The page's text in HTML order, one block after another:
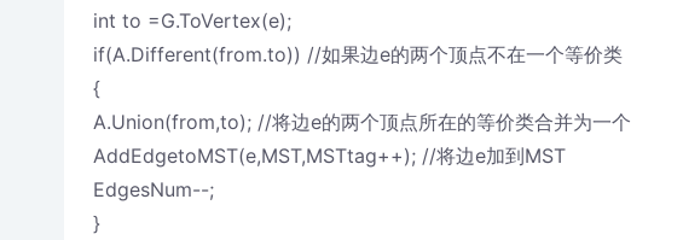
int to =G.ToVertex(e);
if(A.Different(from.to)) //如果边e的两个顶点不在一个等价类
{
A.Union(from,to); //将边e的两个顶点所在的等价类合并为一个
AddEdgetoMST(e,MST,MSTtag++); //将边e加到MST
EdgesNum--;
}